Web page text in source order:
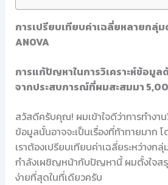
การเปรียบเทียบค่าเฉลี่ยหลายกลุ่ม
ANOVA
การแก้ปัญหาในการวิเคราะห์ข้อมูล
จากประสบการณ์ที่ผมสะสมมา
สวัสดีครับคุณ! ผมเข้าใจดีว่าการทำงาน
ข้อมูลนั้นอาจจะเป็นเรื่องที่ท้าทายมาก โ
เราต้องเปรียบเทียบค่าเฉลี่ยระหว่าง
กำลังเผชิญหน้ากับปัญหานี้ ผมตั้งใจส
ง่ายที่สุดในที่เดียวครับ